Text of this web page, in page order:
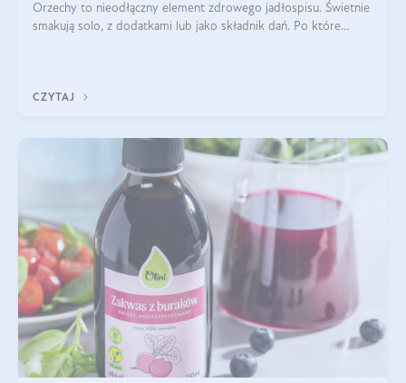
Orzechy to nieodłączny element zdrowego jadłospisu. Świetnie
smakują solo, z dodatkami lub jako składnik dań. Po które
CZYTAJ